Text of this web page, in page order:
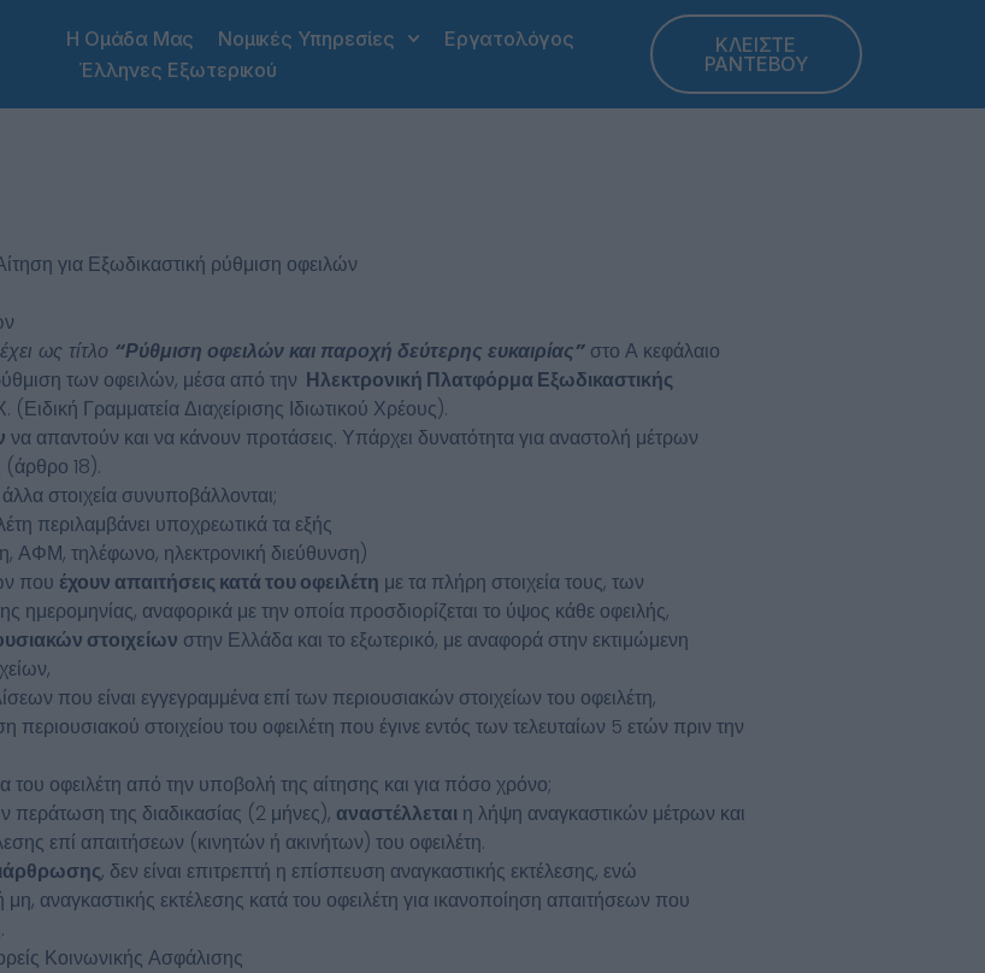
Η Ομάδα Μας Νομικές Υπηρεσίες
Εργατολόγος
Έλληνες Εξωτερικού
ΚΛΕΙΣΤΕ
ΡΑΝΤΕΒΟΥ
για Εξωδικαστική ρύθμιση οφειλών
ως τίτλο “Ρύθμιση οφειλών και παροχή δεύτερης ευκαιρίας” στο Α κεφάλαιο
των οφειλών, μέσα από την Ηλεκτρονική Πλατφόρμα Εξωδικαστικής
(Ειδική Γραμματεία Διαχείρισης Ιδιωτικού Χρέους).
να απαντούν και να κάνουν προτάσεις. Υπάρχει δυνατότητα για αναστολή μέτρων
(άρθρο 18).
στοιχεία συνυποβάλλονται;
περιλαμβάνει υποχρεωτικά τα εξής
ΑΦΜ, τηλέφωνο, ηλεκτρονική διεύθυνση)
που έχουν απαιτήσεις κατά του οφειλέτη με τα πλήρη στοιχεία τους, των
αναφορικά με την οποία προσδιορίζεται το ύψος κάθε οφειλής,
στοιχείων στην Ελλάδα και το εξωτερικό, με αναφορά στην εκτιμώμενη
που είναι εγγεγραμμένα επί των περιουσιακών στοιχείων του οφειλέτη,
περιουσιακού στοιχείου του οφειλέτη που έγινε εντός των τελευταίων 5 ετών πριν την
του οφειλέτη από την υποβολή της αίτησης και για πόσο χρόνο;
περάτωση της διαδικασίας (2 μήνες), αναστέλλεται η λήψη αναγκαστικών μέτρων και
επί απαιτήσεων (κινητών ή ακινήτων) του οφειλέτη.
, δεν είναι επιτρεπτή η επίσπευση αναγκαστικής εκτέλεσης, ενώ
αναγκαστικής εκτέλεσης κατά του οφειλέτη για ικανοποίηση απαιτήσεων που
Κοινωνικής Ασφάλισης